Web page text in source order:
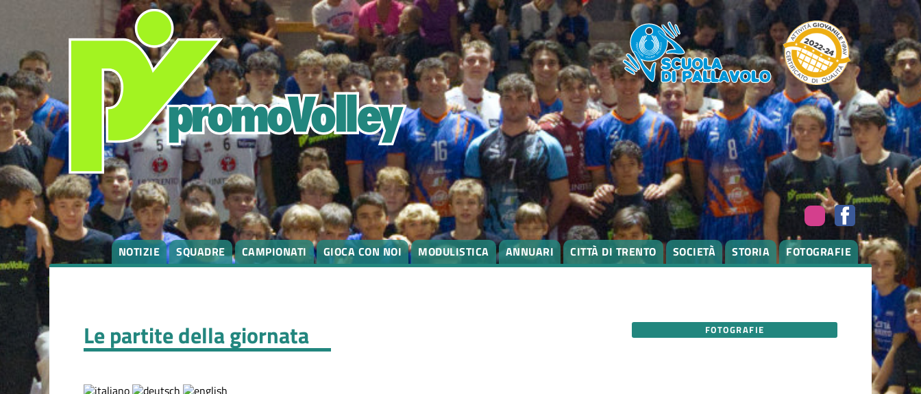
NOTIZIE SQUADRE CAMPIONATI GIOCA CON NOI MODULISTICA ANNUARI CITTÀ DI TRENTO SOCIETÀ STORIA FOTOGRAFIE
Le partite della giornata FOTOGRAFIE